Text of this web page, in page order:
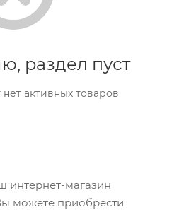
раздел пуст
активных товаров
интернет-магазин
можете приобрести